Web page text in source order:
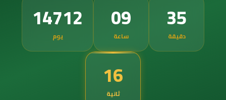
14712
يوم
09
ساعة
35
دقيقة
15
ثانية